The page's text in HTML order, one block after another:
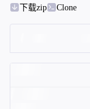
下载zip
Clone